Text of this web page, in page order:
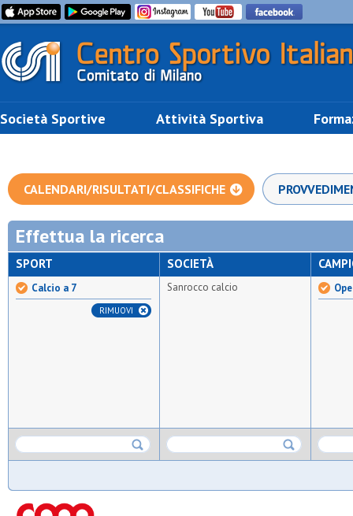
Società Sportive Attività Sportiva
CALENDARI/RISULTATI/CLASSIFICHE
Effettua la ricerca
SPORT
Calcio a 7
RIMUOVI
SOCIETÀ
Sanrocco calcio